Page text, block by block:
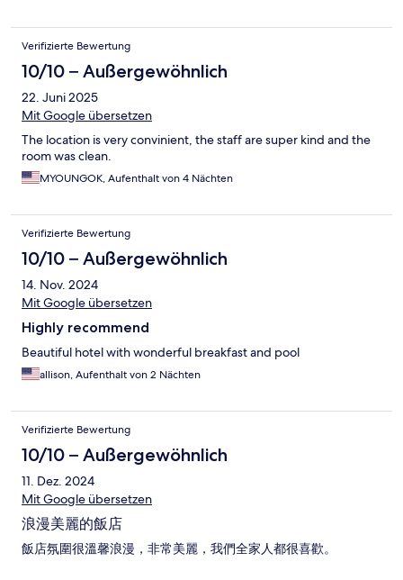
Verifizierte Bewertung
10/10 – Außergewöhnlich
22. Juni 2025
Mit Google übersetzen
The location is very convinient, the staff are super kind and the
room was clean.
MYOUNGOK, Aufenthalt von 4 Nächten
Verifizierte Bewertung
10/10 – Außergewöhnlich
14. Nov. 2024
Mit Google übersetzen
Highly recommend
Beautiful hotel with wonderful breakfast and pool
allison, Aufenthalt von 2 Nächten
Verifizierte Bewertung
10/10 – Außergewöhnlich
11. Dez. 2024
Mit Google übersetzen
浪漫美麗的飯店
飯店氛圍很溫馨浪漫，非常美麗，我們全家人都很喜歡。